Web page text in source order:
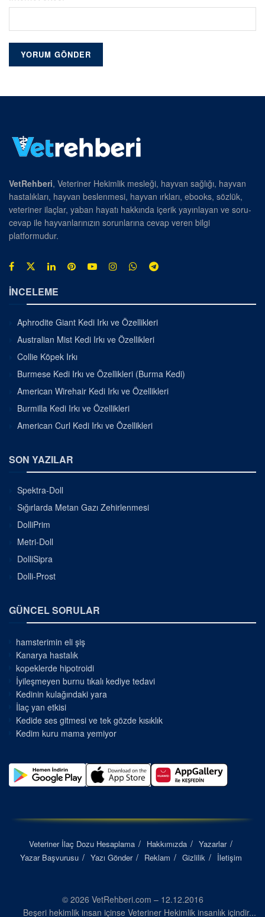
VetRehberi, Veteriner Hekimlik mesleği, hayvan sağlığı, hayvan
hastalıkları, hayvan beslenmesi, hayvan ırkları, ebooks, sözlük,
veteriner ilaçlar, yaban hayatı hakkında içerik yayınlayan ve soru-
cevap ile hayvanlarınızın sorunlarına cevap veren bilgi
platformudur.
İNCELEME
Aphrodite Giant Kedi Irkı ve Özellikleri
Australian Mist Kedi Irkı ve Özellikleri
Collie Köpek Irkı
Burmese Kedi Irkı ve Özellikleri (Burma Kedi)
American Wirehair Kedi Irkı ve Özellikleri
Burmilla Kedi Irkı ve Özellikleri
American Curl Kedi Irkı ve Özellikleri
SON YAZILAR
Spektra-Doll
Sığırlarda Metan Gazı Zehirlenmesi
DolliPrim
Metri-Doll
DolliSipra
Dolli-Prost
GÜNCEL SORULAR
hamsterimin eli şiş
Kanarya hastalık
kopeklerde hipotroidi
İyileşmeyen burnu tıkalı kediye tedavi
Kedinin kulağındaki yara
İlaç yan etkisi
Kedide ses gitmesi ve tek gözde kısıklık
Kedim kuru mama yemiyor
Veteriner İlaç Dozu Hesaplama Hakkımızda
Yazarlar
Yazar Başvurusu
Yazı Gönder Reklam Gizlilik İletişim
© 2026 VetRehberi.com – 12.12.2016
Beşeri hekimlik insan içinse Veteriner Hekimlik insanlık içindir...